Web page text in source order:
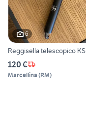
6
Reggisella telescopico KS
120 €
Marcellina (RM)